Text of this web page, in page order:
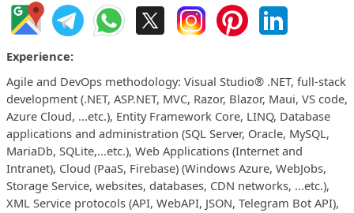
Experience:
Agile and DevOps methodology: Visual Studio® .NET, full-stack
development (.NET, ASP.NET, MVC, Razor, Blazor, Maui, VS code,
Azure Cloud, ...etc.), Entity Framework Core, LINQ, Database
applications and administration (SQL Server, Oracle, MySQL,
MariaDb, SQLite,...etc.), Web Applications (Internet and
Intranet), Cloud (PaaS, Firebase) (Windows Azure, WebJobs,
Storage Service, websites, databases, CDN networks, ...etc.),
XML Service protocols (API, WebAPI, JSON, Telegram Bot API),